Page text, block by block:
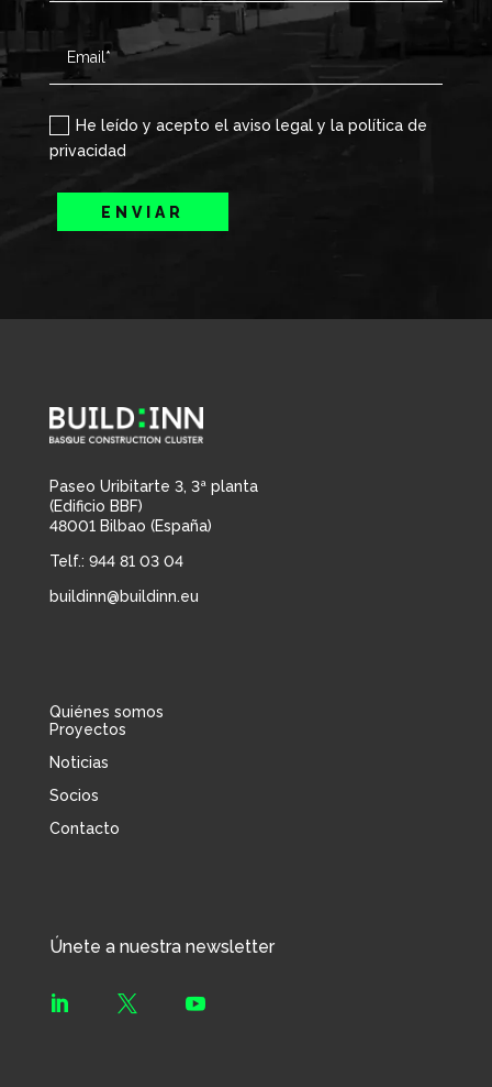
He leído y acepto el aviso legal y la política de
privacidad
ENVIAR
Paseo Uribitarte 3, 3ª planta
(Edificio BBF)
48001 Bilbao (España)
Telf.: 944 81 03 04
buildinn@buildinn.eu
Quiénes somos
Proyectos
Noticias
Socios
Contacto
Únete a nuestra newsletter
  